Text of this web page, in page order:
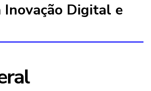
Inovação Digital e